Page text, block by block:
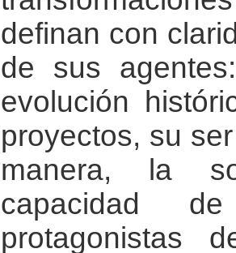
definan con
de sus
evolución
proyectos, su
manera, la
capacidad
protagonistas